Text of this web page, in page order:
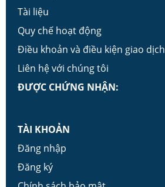
Tài liệu
Quy chế hoạt động
Điều khoản và điều kiện giao dịch
Liên hệ với chúng tôi
ĐƯỢC CHỨNG NHẬN:
TÀI KHOẢN
Đăng nhập
Đăng ký